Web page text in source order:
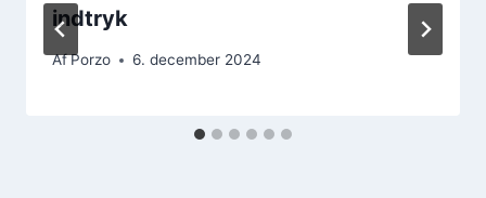
indtryk
AfPorzo 6. december 2024